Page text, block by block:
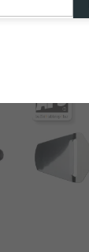
€25.90